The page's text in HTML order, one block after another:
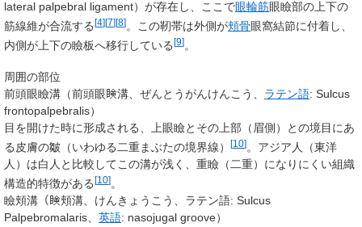
lateral palpebral ligament） が存在し、ここで眼輪筋眼瞼部の上下の
筋線維が合流する[4][7][8]。この靭帯は外側が頬骨眼窩結節に付着し、
内側が上下の瞼板へ移行している[9]。
周囲の部位
前頭眼瞼溝 （前頭眼𥇥溝、ぜんとうがんけんこう、 ラテン語: Sulcus
frontopalpebralis）
目を開けた時に形成される、上眼瞼とその上部（眉側）との境目にあ
る皮膚の皺（いわゆる二重まぶたの境界線）
[10]。アジア人（東洋
人）は白人と比較してこの溝が浅く、重瞼（二重）になりにくい組織
構造的特徴がある [10]。
瞼頬溝 （𥇥頬溝、けんきょうこう、 ラテン語: Sulcus
Palpebromalaris、 英語: nasojugal groove）